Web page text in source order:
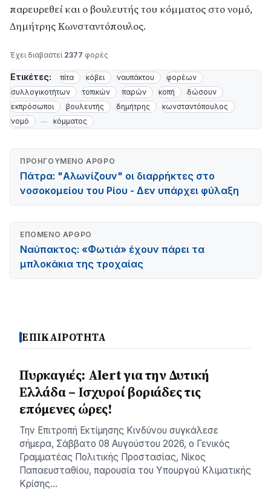
παρευρεθεί και ο βουλευτής του κόμματος στο νομό,
Δημήτρης Κωνσταντόπουλος.
Έχει διαβαστεί 2377 φορές
Ετικέτες: πίτα κόβει ναυπάκτου
φορέων
συλλογικοτήτων
τοπικών παρών κοπή
δώσουν
εκπρόσωποι
βουλευτής δημήτρης
κωνσταντόπουλος
νομό
κόμματος
ΠΡΟΗΓΟΎΜΕΝΟ ΆΡΘΡΟ
Πάτρα: "Αλωνίζουν" οι διαρρήκτες στο
νοσοκομείου του Ρίου - Δεν υπάρχει φύλαξη
ΕΠΌΜΕΝΟ ΆΡΘΡΟ
Ναύπακτος: «Φωτιά» έχουν πάρει τα
μπλοκάκια της τροχαίας
ΕΠΙΚΑΙΡΟΤΗΤΑ
Πυρκαγιές: Alert για την Δυτική
Ελλάδα – Ισχυροί βοριάδες τις
επόμενες ώρες!
Την Επιτροπή Εκτίμησης Κινδύνου συγκάλεσε
σήμερα, Σάββατο 08 Αυγούστου 2026, ο Γενικός
Γραμματέας Πολιτικής Προστασίας, Νίκος
Παπαευσταθίου, παρουσία του Υπουργού Κλιματικής
Κρίσης…